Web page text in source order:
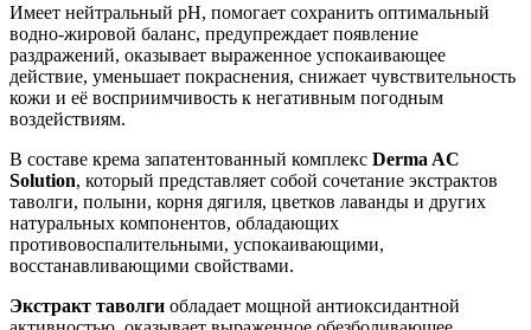
Имеет нейтральный pH, помогает сохранить оптимальный
водно-жировой баланс, предупреждает появление
раздражений, оказывает выраженное успокаивающее
действие, уменьшает покраснения, снижает чувствительность
кожи и её восприимчивость к негативным погодным
воздействиям.
В составе крема запатентованный комплекс Derma AC
Solution, который представляет собой сочетание экстрактов
таволги, полыни, корня дягиля, цветков лаванды и других
натуральных компонентов, обладающих
противовоспалительными, успокаивающими,
восстанавливающими свойствами.
Экстракт таволги обладает мощной антиоксидантной